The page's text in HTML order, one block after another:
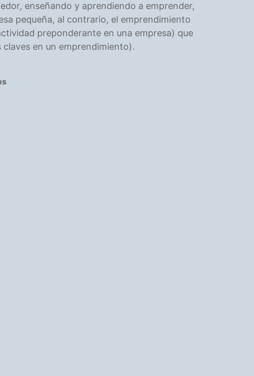
enseñando y aprendiendo a emprender,
pequeña, al contrario, el emprendimiento
preponderante en una empresa) que
en un emprendimiento).